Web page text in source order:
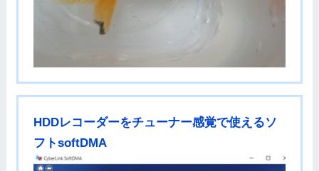
HDDレコーダーをチューナー感覚で使えるソ
フトsoftDMA